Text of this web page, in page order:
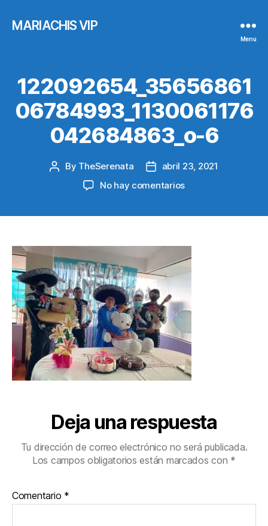
MARIACHIS VIP
Menu
122092654_35656861
06784993_1130061176
042684863_o-6
Post
By TheSerenata
Post
date
abril 23, 2021
No hay comentariosen
Deja una respuesta
Tu dirección de correo electrónico no será publicada.
Los campos obligatorios están marcados con *
Comentario *